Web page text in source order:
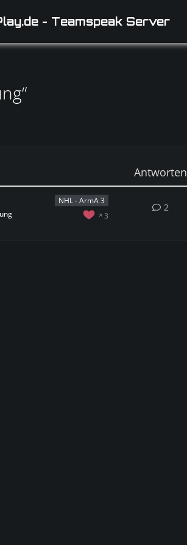
- Teamspeak Server
Antworten
NHL - ArmA 3
3
2